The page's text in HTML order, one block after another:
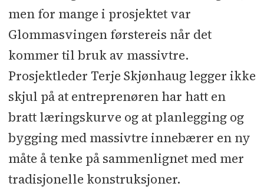
NorDan lStåldører: Lande Mek.
Verkstedl Laminatdører: AT Tre
Garasjeporter: Nassau Norge
beslag: Kabadorma
Tak SystemerlTaktekker:
HesselbergTaklOverlys: Jet-Bramo
Solavskjerming: Ventall
Blikkenslager: RS BlikklGlass,
fasade, aluminiumsdører: Glassteam
lTrapper og rekkverk: Ivar Bråthen
men for mange i prosjektet var
Glommasvingen førstereis når det
kommer til bruk av massivtre.
Prosjektleder Terje Skjønhaug legger ikke
skjul på at entreprenøren har hatt en
bratt læringskurve og at planlegging og
bygging med massivtre innebærer en ny
måte å tenke på sammenlignet med mer
tradisjonelle konstruksjoner.